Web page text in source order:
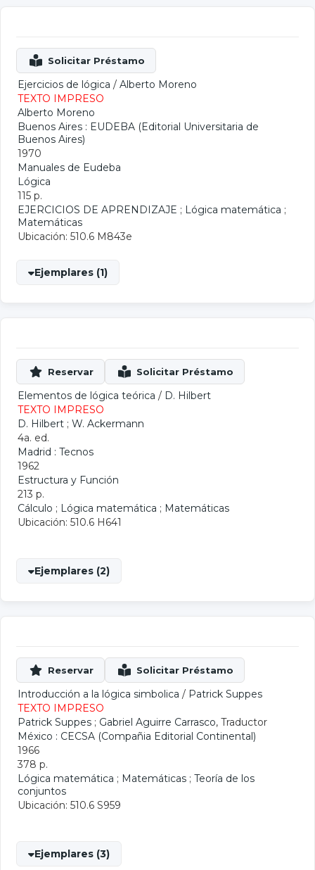
Ejercicios de lógica / Alberto Moreno
TEXTO IMPRESO
Alberto Moreno
Buenos Aires : EUDEBA (Editorial Universitaria de
Buenos Aires)
1970
Manuales de Eudeba
Lógica
115 p.
EJERCICIOS DE APRENDIZAJE ; Lógica matemática ;
Matemáticas
Ubicación: 510.6 M843e
Ejemplares (1)
Elementos de lógica teórica / D. Hilbert
TEXTO IMPRESO
D. Hilbert ; W. Ackermann
4a. ed.
Madrid : Tecnos
1962
Estructura y Función
213 p.
Cálculo ; Lógica matemática ; Matemáticas
Ubicación: 510.6 H641
Ejemplares (2)
Introducción a la lógica simbolica / Patrick Suppes
TEXTO IMPRESO
Patrick Suppes ; Gabriel Aguirre Carrasco, Traductor
México : CECSA (Compañia Editorial Continental)
1966
378 p.
Lógica matemática ; Matemáticas ; Teoría de los
conjuntos
Ubicación: 510.6 S959
Ejemplares (3)